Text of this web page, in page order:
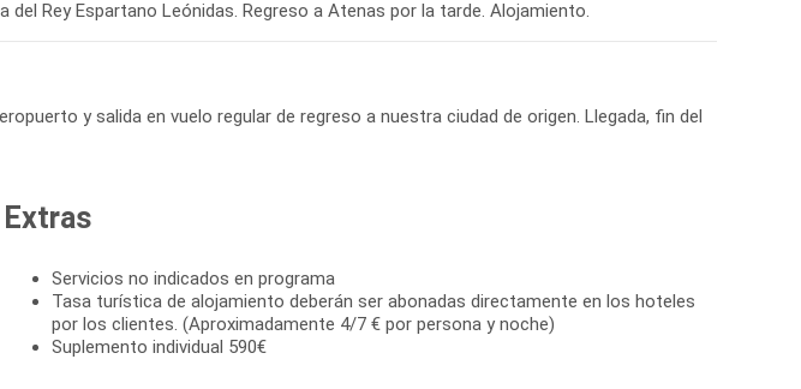
y salida en vuelo regular de regreso a nuestra ciudad de origen. Llegada, fin del
Extras
Servicios no indicados en programa
Tasa turística de alojamiento deberán ser abonadas directamente en los hoteles
por los clientes. (Aproximadamente 4/7 € por persona y noche)
Suplemento individual 590€